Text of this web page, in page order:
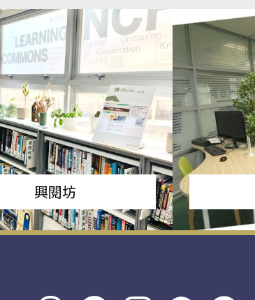
興閱坊